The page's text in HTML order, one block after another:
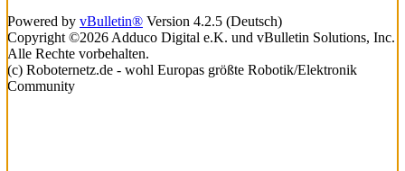
Powered by vBulletin® Version 4.2.5 (Deutsch)
Copyright ©2026 Adduco Digital e.K. und vBulletin Solutions, Inc.
Alle Rechte vorbehalten.
(c) Roboternetz.de - wohl Europas größte Robotik/Elektronik
Community